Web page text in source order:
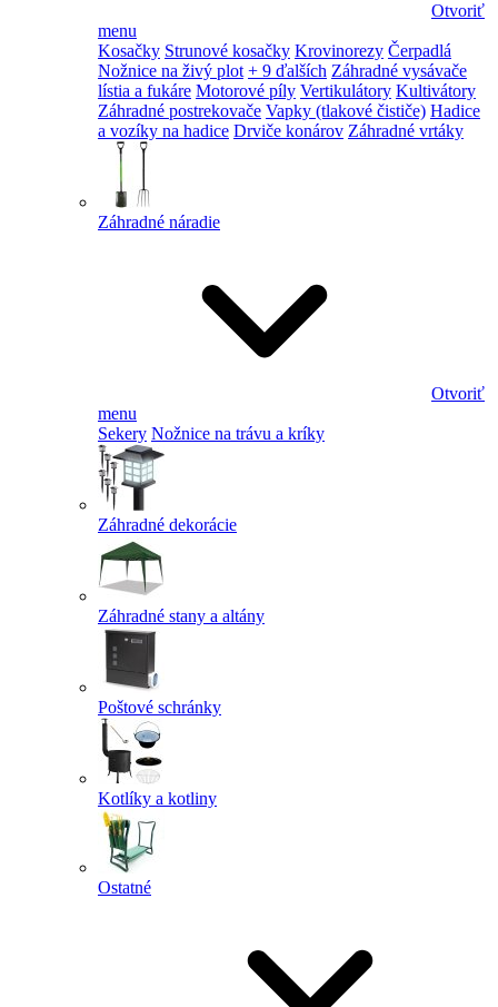
Otvoriť
menu
Kosačky Strunové kosačky Krovinorezy Čerpadlá
Nožnice na živý plot + 9 ďalších Záhradné vysávače
lístia a fukáre Motorové píly Vertikulátory Kultivátory
Záhradné postrekovače Vapky (tlakové čističe) Hadice
a vozíky na hadice Drviče konárov Záhradné vrtáky
Záhradné náradie
Otvoriť
menu
Sekery Nožnice na trávu a kríky
Záhradné dekorácie
Záhradné stany a altány
Poštové schránky
Kotlíky a kotliny
Ostatné